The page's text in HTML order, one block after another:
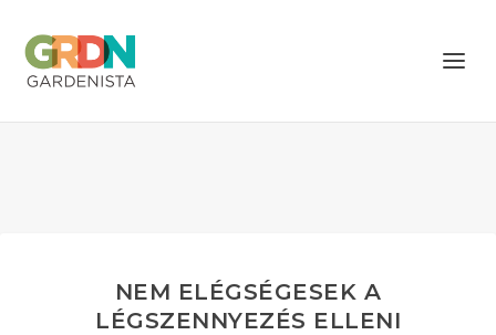
NEM ELÉGSÉGESEK A
LÉGSZENNYEZÉS ELLENI